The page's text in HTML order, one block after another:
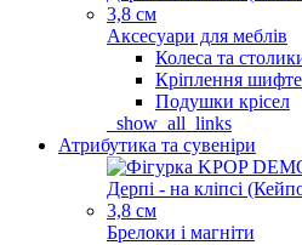
Аксесуари для меблів
Колеса та
Кріплення
Подушки крісел
_show_all_links
Атрибутика та сувеніри
Брелоки і магніти